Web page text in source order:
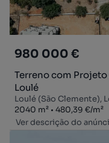
980 000 €
Terreno com
Loulé
Loulé (São Clemente),
Zona
2040 m²
Preço por metro
480,39 €/m²
Ver descrição do